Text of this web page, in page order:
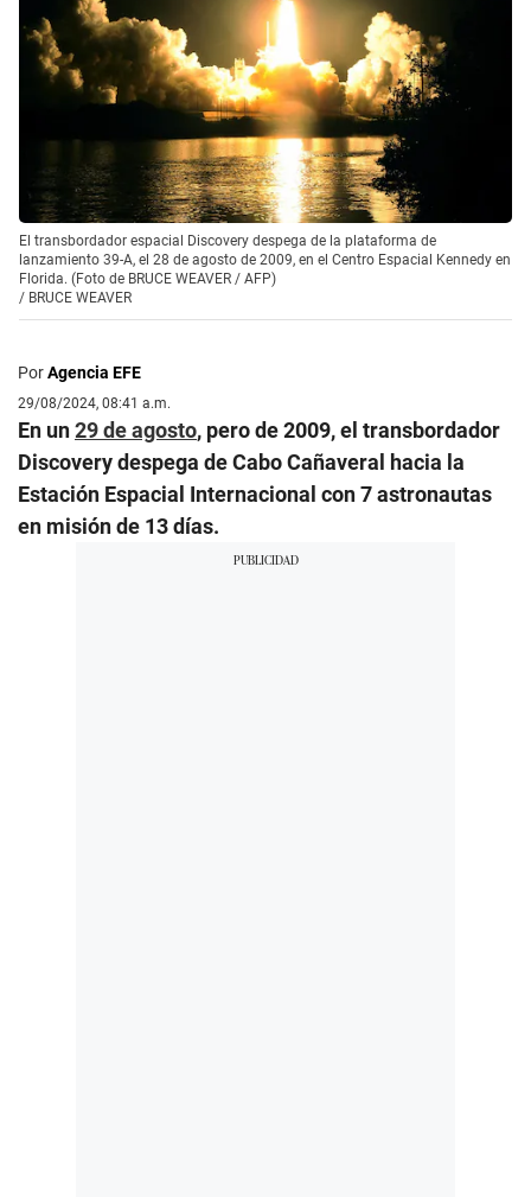
El transbordador espacial Discovery despega de la plataforma de
lanzamiento 39-A, el 28 de agosto de 2009, en el Centro Espacial Kennedy en
Florida. (Foto de BRUCE WEAVER / AFP)
/ BRUCE WEAVER
PorAgencia EFE
29/08/2024, 08:41 a.m.
En un29 de agosto, pero de 2009, el transbordador
Discovery despega de Cabo Cañaveral hacia la
Estación Espacial Internacional con 7 astronautas
en misión de 13 días.